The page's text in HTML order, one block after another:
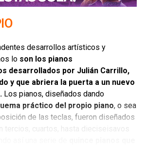
tiempo de sobra y todos
en el cielo, según ha dicho
desarrollos artísticos y
lo son los pianos
desarrollados por Julián Carrillo,
y que abriera la puerta a un nuevo
Los pianos, diseñados dando
práctico del propio piano, o sea
de las teclas, fueron diseñados
tercios, cuartos, hasta dieciseisavos